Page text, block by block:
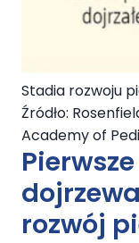
Stadia rozwoju
Źródło:
Academy of
rozwój